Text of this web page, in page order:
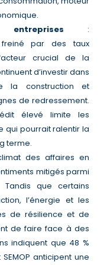
:
freiné par des taux
crucial de la
d’investir dans
la construction et
de redressement.
élevé limite les
qui pourrait ralentir la
terme​.
des affaires en
mitigés parmi
Tandis que certains
l’énergie et les
de résilience et de
de faire face à des
indiquent que 48 %
anticipent une